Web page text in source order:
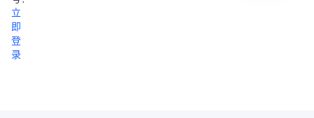
价
格
资
源
中
心
立
即
登
录